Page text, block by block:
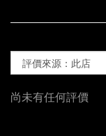
尚未有任何評價